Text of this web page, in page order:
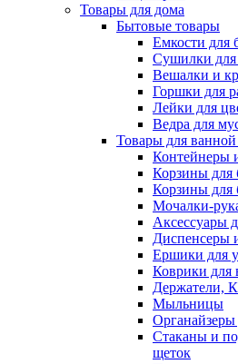
Товары для дома
Бытовые товары
Емкости для
Сушилки для
Вешалки и
Горшки для
Лейки для
Ведра для
Товары для
Контейнеры
Корзины для
Корзины для
Мочалки-
Аксессуары
Диспенсеры
Ершики для
Коврики для
Держатели,
Мыльницы
Стаканы и
щеток